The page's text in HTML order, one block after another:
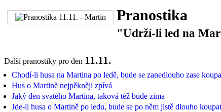
Pranostika
"Udrží-li led na
Další pranostiky pro den 11.11.
Chodí-li husa na Martina po ledě, bude se zanedlouho zase
Hus o Martině nejpěkněji zpívá
Jaký den svatého Martina, taková též bude zima
Jde-li husa o Martině po ledu, bude se po něm jistě dlouho koupat